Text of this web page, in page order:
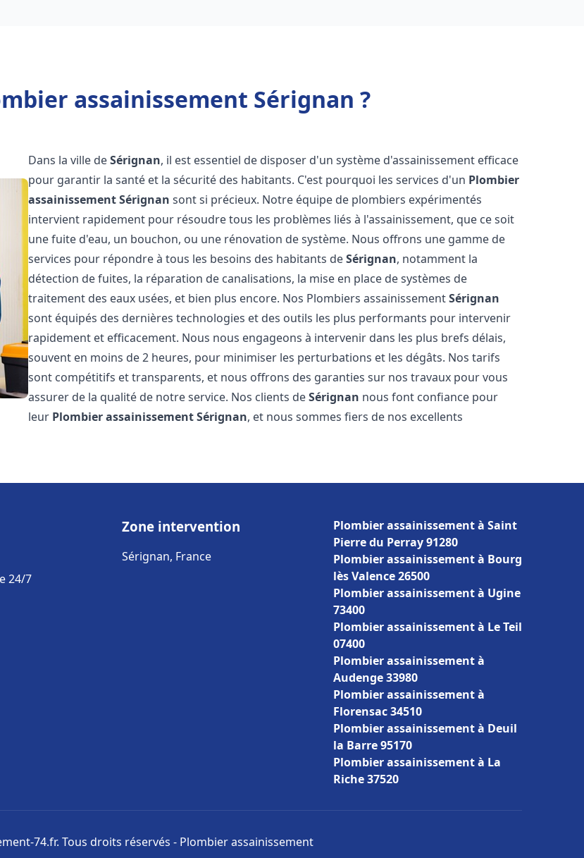
assainissement Sérignan ?
Dans la ville deSérignan, il est essentiel de disposer d'un système d'assainissement efficace
pour garantir la santé et la sécurité des habitants. C'est pourquoi les services d'un Plombier
assainissementSérignan sont si précieux. Notre équipe de plombiers expérimentés
intervient rapidement pour résoudre tous les problèmes liés à l'assainissement, que ce soit
une fuite d'eau, un bouchon, ou une rénovation de système. Nous offrons une gamme de
services pour répondre à tous les besoins des habitants deSérignan, notamment la
détection de fuites, la réparation de canalisations, la mise en place de systèmes de
traitement des eaux usées, et bien plus encore. Nos Plombiers assainissementSérignan
sont équipés des dernières technologies et des outils les plus performants pour intervenir
rapidement et efficacement. Nous nous engageons à intervenir dans les plus brefs délais,
souvent en moins de 2 heures, pour minimiser les perturbations et les dégâts. Nos tarifs
sont compétitifs et transparents, et nous offrons des garanties sur nos travaux pour vous
assurer de la qualité de notre service. Nos clients deSérignan nous font confiance pour
leur Plombier assainissementSérignan, et nous sommes fiers de nos excellents
24/7
Zone intervention
Sérignan, France
Plombier assainissement à Saint
Pierre du Perray 91280
Plombier assainissement à Bourg
lès Valence 26500
Plombier assainissement à Ugine
73400
Plombier assainissement à Le Teil
07400
Plombier assainissement à
Audenge 33980
Plombier assainissement à
Florensac 34510
Plombier assainissement à Deuil
la Barre 95170
Plombier assainissement à La
Riche 37520
74.fr. Tous droits réservés - Plombier assainissement